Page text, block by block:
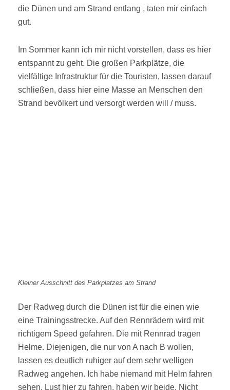
die Dünen und am Strand entlang , taten mir einfach
gut.
Im Sommer kann ich mir nicht vorstellen, dass es hier
entspannt zu geht. Die großen Parkplätze, die
vielfältige Infrastruktur für die Touristen, lassen darauf
schließen, dass hier eine Masse an Menschen den
Strand bevölkert und versorgt werden will / muss.
Kleiner Ausschnitt des Parkplatzes am Strand
Der Radweg durch die Dünen ist für die einen wie
eine Trainingsstrecke. Auf den Rennrädern wird mit
richtigem Speed gefahren. Die mit Rennrad tragen
Helme. Diejenigen, die nur von A nach B wollen,
lassen es deutlich ruhiger auf dem sehr welligen
Radweg angehen. Ich habe niemand mit Helm fahren
sehen. Lust hier zu fahren, haben wir beide. Nicht